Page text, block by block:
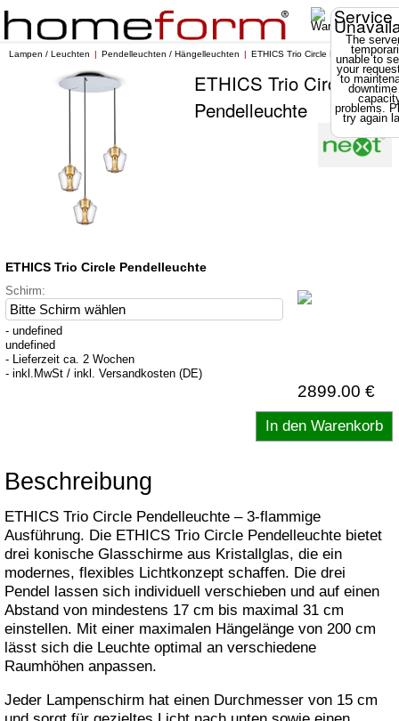
Service
The
unable to
your
to
problems.
try again
Lampen / Leuchten Pendelleuchten / Hängelleuchten ETHICS Trio Circle Pendelleuchte
ETHICS Trio Circle
Pendelleuchte
ETHICS Trio Circle Pendelleuchte
Schirm:
- undefined
undefined
- Lieferzeit ca. 2 Wochen
- inkl.MwSt / inkl. Versandkosten (DE)
2899.00 €
Beschreibung
ETHICS Trio Circle Pendelleuchte – 3-flammige
Ausführung. Die ETHICS Trio Circle Pendelleuchte bietet
drei konische Glasschirme aus Kristallglas, die ein
modernes, flexibles Lichtkonzept schaffen. Die drei
Pendel lassen sich individuell verschieben und auf einen
Abstand von mindestens 17 cm bis maximal 31 cm
einstellen. Mit einer maximalen Hängelänge von 200 cm
lässt sich die Leuchte optimal an verschiedene
Raumhöhen anpassen.
Jeder Lampenschirm hat einen Durchmesser von 15 cm